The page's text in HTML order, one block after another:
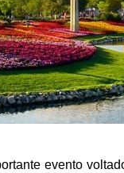
evento